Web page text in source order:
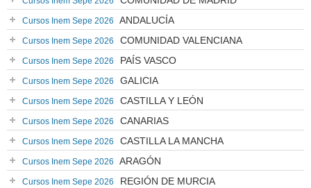
Cursos Inem Sepe 2026 ANDALUCÍA
Cursos Inem Sepe 2026 COMUNIDAD VALENCIANA
Cursos Inem Sepe 2026 PAÍS VASCO
Cursos Inem Sepe 2026 GALICIA
Cursos Inem Sepe 2026 CASTILLA Y LEÓN
Cursos Inem Sepe 2026 CANARIAS
Cursos Inem Sepe 2026 CASTILLA LA MANCHA
Cursos Inem Sepe 2026 ARAGÓN
Cursos Inem Sepe 2026 REGIÓN DE MURCIA